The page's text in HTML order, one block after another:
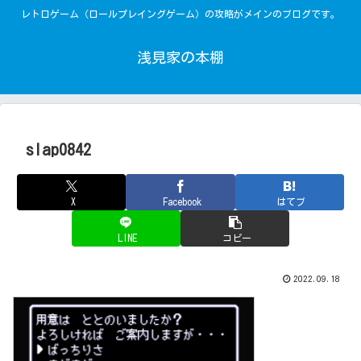
レトロゲーム（ロールプレイングゲーム）の攻略がメインのブログです。
浅見家の本棚
slap0842
X Facebook はてブ
LINE コピー
2022.09.18